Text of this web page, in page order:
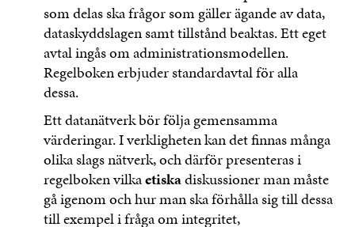
som delas ska frågor som gäller ägande av data,
dataskyddslagen samt tillstånd beaktas. Ett eget
avtal ingås om administrationsmodellen.
Regelboken erbjuder standardavtal för alla
dessa.
Ett datanätverk bör följa gemensamma
värderingar. I verkligheten kan det finnas många
olika slags nätverk, och därför presenteras i
regelboken vilkaetiskadiskussioner man måste
gå igenom och hur man ska förhålla sig till dessa
till exempel i fråga om integritet,